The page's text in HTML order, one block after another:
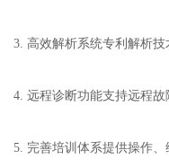
3. 高效解析系统专利解析技
4. 远程诊断功能支持远程故
5. 完善培训体系提供操作、